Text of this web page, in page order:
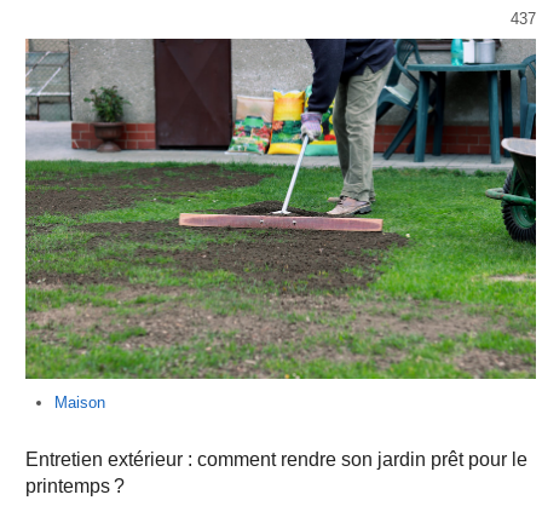
437
Maison
Entretien extérieur : comment rendre son jardin prêt pour le
printemps ?